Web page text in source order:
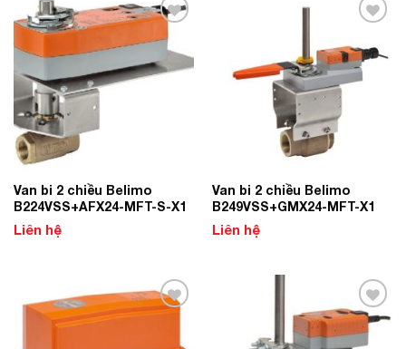
Add to
Wishlist
Van bi 2 chiều Belimo
B224VSS+AFX24-MFT-S-X1
Liên hệ
Wishlist
Van bi 2 chiều Belimo
B249VSS+GMX24-MFT-X1
Liên hệ
Add to
Wishlist